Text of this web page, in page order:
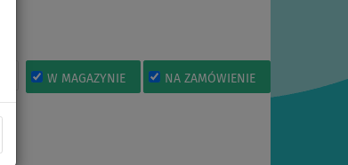
W MAGAZYNIE NA ZAMÓWIENIE